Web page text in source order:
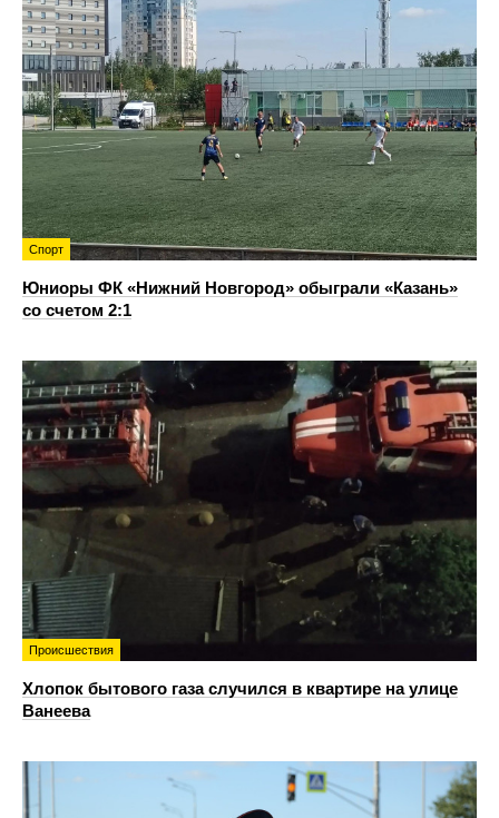
Спорт
Юниоры ФК «Нижний Новгород» обыграли «Казань»
со счетом 2:1
Происшествия
Хлопок бытового газа случился в квартире на улице
Ванеева